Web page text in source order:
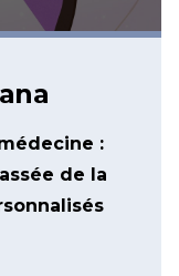
:
de la